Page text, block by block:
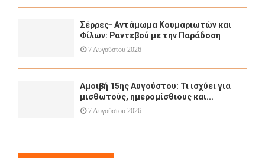
Σέρρες- Αντάμωμα Κουμαριωτών και
Φίλων: Ραντεβού με την Παράδοση
7 Αυγούστου 2026
Αμοιβή 15ης Αυγούστου: Τι ισχύει για
μισθωτούς, ημερομίσθιους και...
7 Αυγούστου 2026